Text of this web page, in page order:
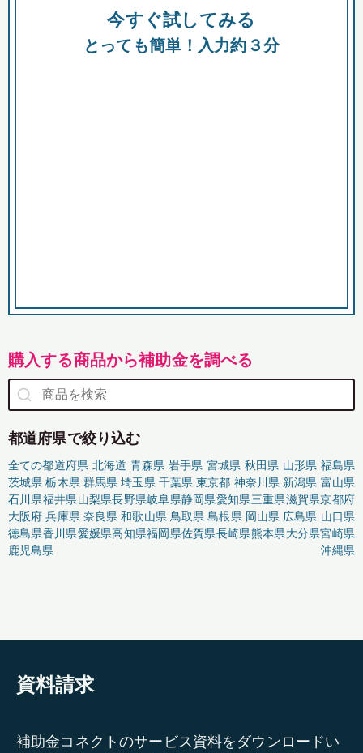
今すぐ試してみる
とっても簡単！入力約３分
購入する商品から補助金を調べる
都道府県で絞り込む
全ての都道府県 北海道 青森県 岩手県 宮城県 秋田県 山形県 福島県
茨城県 栃木県 群馬県 埼玉県 千葉県 東京都 神奈川県 新潟県 富山県
石川県福井県山梨県長野県岐阜県静岡県愛知県三重県滋賀県京都府
大阪府 兵庫県 奈良県 和歌山県 鳥取県 島根県 岡山県 広島県 山口県
徳島県香川県愛媛県高知県福岡県佐賀県長崎県熊本県大分県宮崎県
鹿児島県
沖縄県
資料請求
補助金コネクトのサービス資料をダウンロードい